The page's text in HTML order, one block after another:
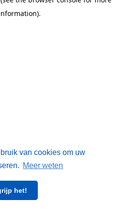
van cookies om uw
Meer weten
het!
.